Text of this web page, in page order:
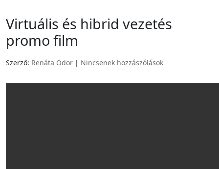
Virtuális és hibrid vezetés
promo film
Szerző: Renáta Odor | Nincsenek hozzászólások